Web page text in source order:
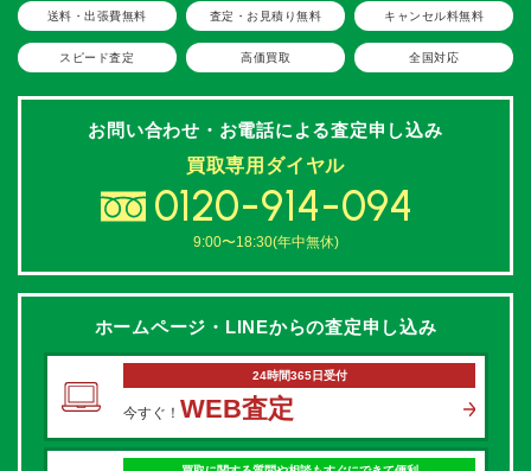
送料・出張費無料 査定・お見積り無料 キャンセル料無料
スピード査定 高価買取 全国対応
お問い合わせ・お電話による査定申し込み
買取専用ダイヤル
0120-914-094
9:00〜18:30(年中無休)
ホームページ・LINEからの査定申し込み
24時間365日受付
今すぐ！ WEB査定